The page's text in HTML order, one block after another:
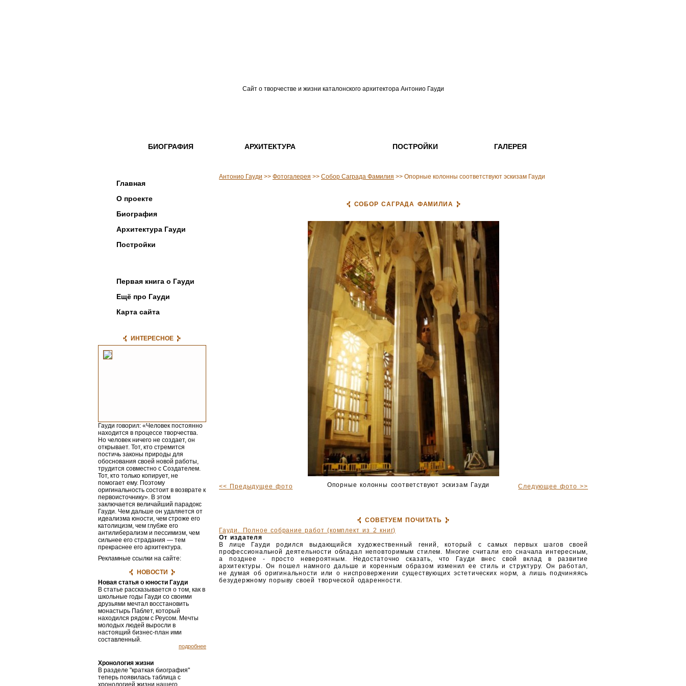
Сайт о творчестве и жизни каталонского архитектора Антонио Гауди
БИОГРАФИЯ АРХИТЕКТУРА ПОСТРОЙКИ ГАЛЕРЕЯ
Главная
О проекте
Биография
Архитектура Гауди
Постройки
Первая книга о Гауди
Ещё про Гауди
Карта сайта
ИНТЕРЕСНОЕ
Гауди говорил: «Человек постоянно
находится в процессе творчества.
Но человек ничего не создает, он
открывает. Тот, кто стремится
постичь законы природы для
обоснования своей новой работы,
трудится совмест­но с Создателем.
Тот, кто только копирует, не
помогает ему. Поэтому
оригинальность состоит в возврате к
первоисточнику». В этом
заключается величайший парадокс
Гауди. Чем дальше он удаляется от
идеализма юности, чем строже его
католицизм, чем глубже его
антилиберализм и пессимизм, чем
сильнее его страдания — тем
прекраснее его архитектура.
Рекламные ссылки на сайте:
НОВОСТИ
Новая статья о юности Гауди
В статье рассказывается о том, как в
школьные годы Гауди со своими
друзьями мечтал восстановить
монастырь Паблет, который
находился рядом с Реусом. Мечты
молодых людей выросли в
настоящий бизнес-план ими
составленный.
подробнее
Хронология жизни
В разделе "краткая биография"
теперь появилась таблица с
хронологией жизни нашего
Антонио Гауди >> Фотогалерея >> Собор Саграда Фамилия >> Опорные колонны соответствуют эскизам Гауди
СОБОР САГРАДА ФАМИЛИА
<< Предыдущее фото Опорные колонны соответствуют эскизам Гауди Следующее фото >>
СОВЕТУЕМ ПОЧИТАТЬ
Гауди. Полное собрание работ (комплект из 2 книг)
От издателя
В лице Гауди родился выдающийся художественный гений, который с самых первых шагов своей
профессиональной деятельности обладал неповторимым стилем. Многие считали его сначала интересным,
а позднее - просто невероятным. Недостаточно сказать, что Гауди внес свой вклад в развитие
архитектуры. Он пошел намного дальше и коренным образом изменил ее стиль и структуру. Он работал,
не думая об оригинальности или о ниспровержении существующих эстетических норм, а лишь подчиняясь
безудержному порыву своей творческой одаренности.